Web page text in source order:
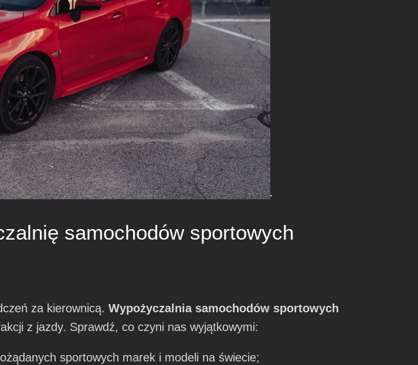
samochodów sportowych
za kierownicą.Wypożyczalnia samochodów sportowych
z jazdy. Sprawdź, co czyni nas wyjątkowymi:
sportowych marek i modeli na świecie;